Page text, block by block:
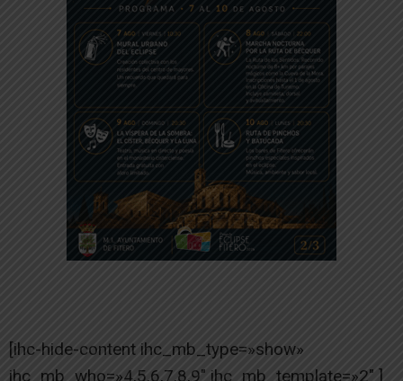
[ihc-hide-content ihc_mb_type=»show»
ihc_mb_who=»4,5,6,7,8,9″ ihc_mb_template=»2″ ]